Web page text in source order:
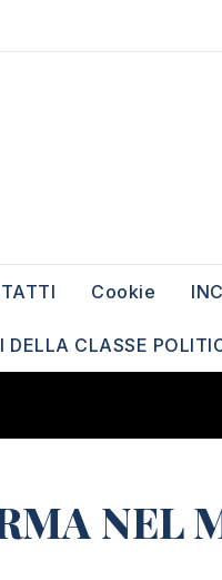
Cookie
DELLA CLASSE
NEL